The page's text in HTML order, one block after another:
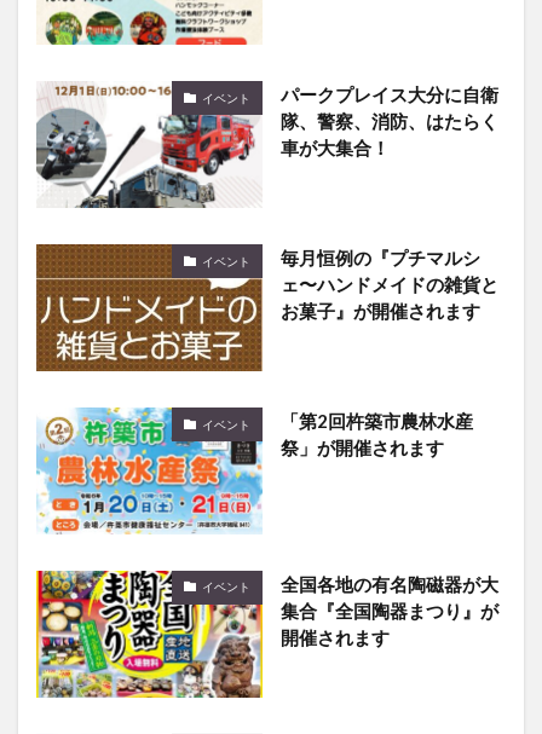
イベント
パークプレイス大分に自衛
隊、警察、消防、はたらく
車が大集合！
イベント
毎月恒例の『プチマルシ
ェ〜ハンドメイドの雑貨と
お菓子』が開催されます
イベント
「第2回杵築市農林水産
祭」が開催されます
イベント
全国各地の有名陶磁器が大
集合『全国陶器まつり』が
開催されます